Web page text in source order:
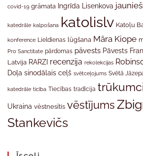
covid-19 grāmata Ingrīda Lisenkova
katedrāle kalpošana katolislv Katoļu
konference Lieldienas lūgšana Māra Kiope
Pro Sanctitate pārdomas pāvests Pāvests
Latvija RARZI recenzija rekolekcijas
Doļa sinodālais ceļš svētceļojums Svētā
katedrāle ticība Tiecības tradīcija
Ukraina vēstnesītis vēstījums
Stankevičs